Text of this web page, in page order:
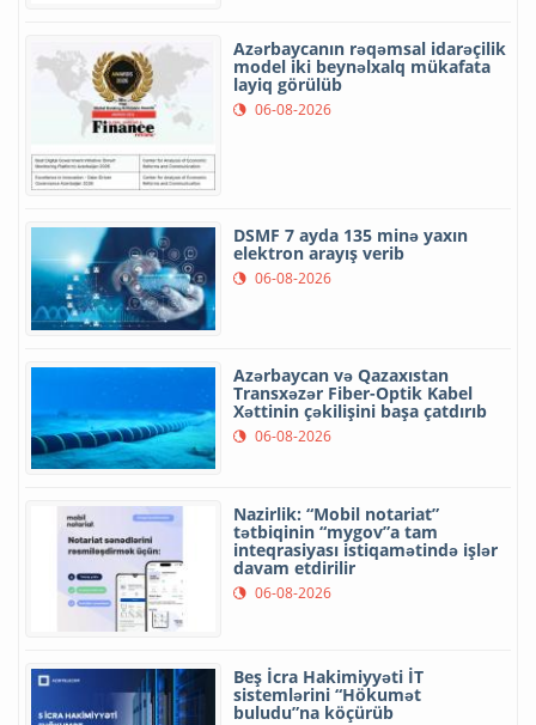
Azərbaycanın rəqəmsal idarəçilik
model iki beynəlxalq mükafata
layiq görülüb
06-08-2026
DSMF 7 ayda 135 minə yaxın
elektron arayış verib
06-08-2026
Azərbaycan və Qazaxıstan
Transxəzər Fiber-Optik Kabel
Xəttinin çəkilişini başa çatdırıb
06-08-2026
Nazirlik: “Mobil notariat”
tətbiqinin “mygov”a tam
inteqrasiyası istiqamətində işlər
davam etdirilir
06-08-2026
Beş İcra Hakimiyyəti İT
sistemlərini “Hökumət
buludu”na köçürüb